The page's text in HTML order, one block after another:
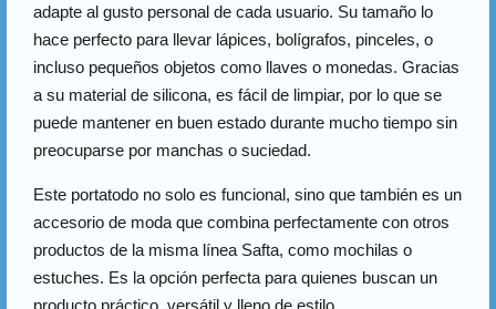
adapte al gusto personal de cada usuario. Su tamaño lo
hace perfecto para llevar lápices, bolígrafos, pinceles, o
incluso pequeños objetos como llaves o monedas. Gracias
a su material de silicona, es fácil de limpiar, por lo que se
puede mantener en buen estado durante mucho tiempo sin
preocuparse por manchas o suciedad.
Este portatodo no solo es funcional, sino que también es un
accesorio de moda que combina perfectamente con otros
productos de la misma línea Safta, como mochilas o
estuches. Es la opción perfecta para quienes buscan un
producto práctico, versátil y lleno de estilo.